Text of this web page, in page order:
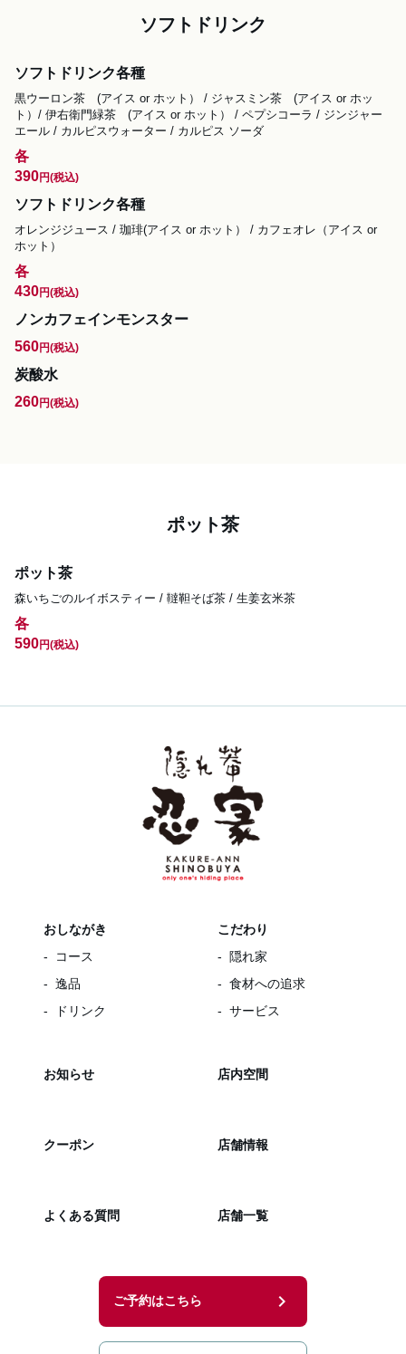
ソフトドリンク
ソフトドリンク各種
黒ウーロン茶　(アイス or ホット） / ジャスミン茶　(アイス or ホッ
ト）/ 伊右衛門緑茶　(アイス or ホット） / ペプシコーラ / ジンジャー
エール / カルピスウォーター / カルピス ソーダ
各
390円(税込)
ソフトドリンク各種
オレンジジュース / 珈琲(アイス or ホット） / カフェオレ（アイス or
ホット）
各
430円(税込)
ノンカフェインモンスター
560円(税込)
炭酸水
260円(税込)
ポット茶
ポット茶
森いちごのルイボスティー / 韃靼そば茶 / 生姜玄米茶
各
590円(税込)
おしながき
コース
逸品
ドリンク
こだわり
隠れ家
食材への追求
サービス
お知らせ 店内空間
クーポン 店舗情報
よくある質問 店舗一覧
ご予約はこちら chevron_right